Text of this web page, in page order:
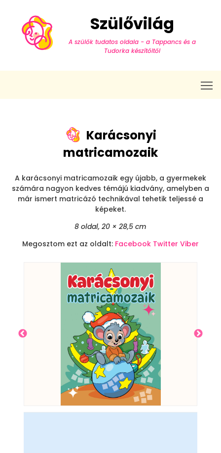
Szülővilág
A szülők tudatos oldala - a Tappancs és a
Tudorka készítőitől
Karácsonyi
matricamozaik
A karácsonyi matricamozaik egy újabb, a gyermekek
számára nagyon kedves témájú kiadvány, amelyben a
már ismert matricázó technikával tehetik teljessé a
képeket.
8 oldal, 20 × 28,5 cm
Megosztom ezt az oldalt: Facebook Twitter Viber